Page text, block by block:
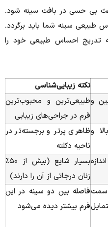
بی حسی در بافت سینه شود.
سینه شما باید برگردد.
احساس طبیعی خود را
نکته زیبایی‌شناسی
وطبیعی‌ترین و محبوب‌ترین
فرم در جراحی‌های زیبایی
وظاهری پرتر و برجسته‌تر در
ناحیه دکلته
بسیار شایع (بیش از ۵۰٪
زنان درجاتی از آن را دارند)
سمتفاصله بین دو سینه در این
فرم بیشتر دیده می‌شود